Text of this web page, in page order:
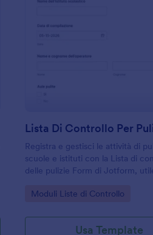
Registra e gestisci le attività di
scuole e istituti con la Lista di
delle pulizie Form di Jotform,
archiviare ogni risposta in modo
Go to Category:
Moduli Liste di Controllo
Usa Template